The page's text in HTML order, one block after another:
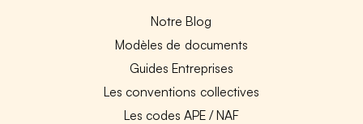
Notre Blog
Modèles de documents
Guides Entreprises
Les conventions collectives
Les codes APE / NAF